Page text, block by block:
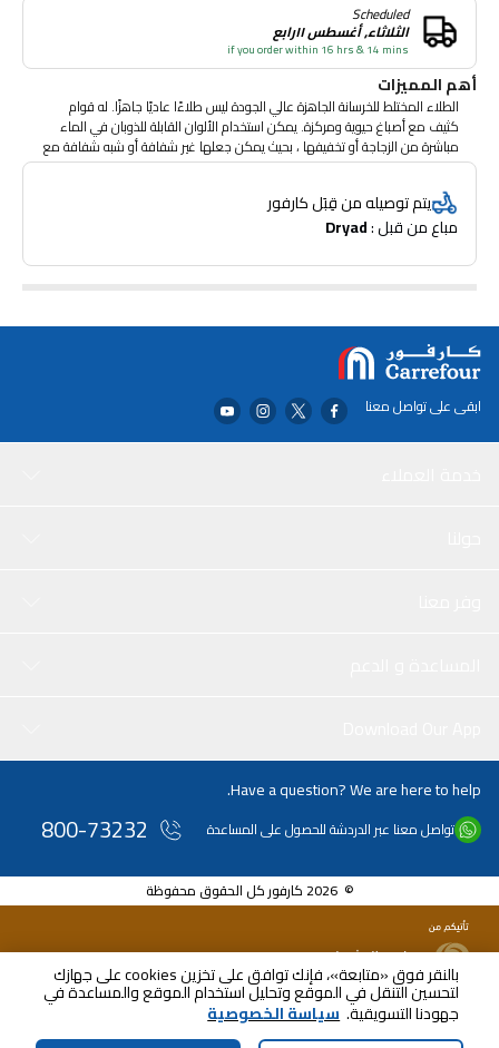
بالنقر فوق «متابعة»، فإنك توافق على تخزين cookies على جهازك
لتحسين التنقل في الموقع وتحليل استخدام الموقع والمساعدة في
جهودنا التسويقية. سياسة الخصوصية
Scheduled
الثلاثاء, أغسطس ١١رابع
if you order within 16 hrs & 14 mins
أهم المميزات
الطلاء المختلط للخرسانة الجاهزة عالي الجودة ليس طلاءًا عاديًا جاهزًا. له قوام
كثيف مع أصباغ حيوية ومركزة. يمكن استخدام الألوان القابلة للذوبان في الماء
مباشرة من الزجاجة أو تخفيفها ، بحيث يمكن جعلها غير شفافة أو شبه شفافة مع
فقدان القليل من الحيوية. يجف حتى نهاية مطفية مما يجعله مناسبًا لأعمال
التصميم الأساسية.
يتم توصيله من قِبَل كارفور
مباع من قبل : Dryad
AED22.00
شامل ضريبة القيمة المضافة
ابقى على تواصل معنا
Have a question? We are here to help.
تواصل معنا عبر الدردشة للحصول على المساعدة 800-73232
© 2026 كارفور كل الحقوق محفوظة